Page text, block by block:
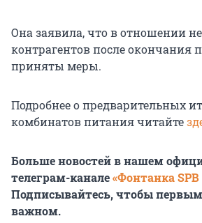
Она заявила, что в отношении
контрагентов после окончания
приняты меры.
Подробнее о предварительных
комбинатов питания читайте
Больше новостей в нашем
телеграм-канале«Фонтанка
Подписывайтесь, чтобы
важном.